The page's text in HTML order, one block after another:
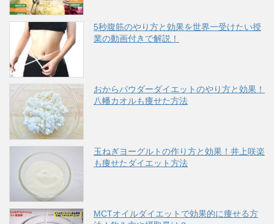
5秒腹筋のやり方と効果を世界一受けたい授
業の動画付きで解説！
おからパウダーダイエットのやり方と効果！
八幡カオルも痩せた方法
玉ねぎヨーグルトの作り方と効果！井上咲楽
も痩せたダイエット方法
MCTオイルダイエットで効果的に痩せる方